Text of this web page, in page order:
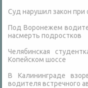
Суд нарушил закон при
Под Воронежем
насмерть подростков
Челябинская
Копейском шоссе
В Калининграде
водителя встречного